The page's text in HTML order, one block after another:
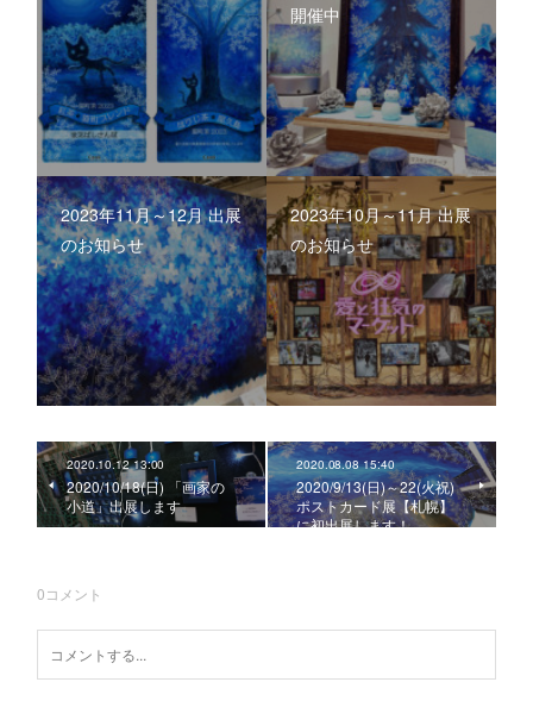
開催中
2023年11月～12月 出展
のお知らせ
2023年10月～11月 出展
のお知らせ
2020.10.12 13:00
2020/10/18(日) 「画家の
小道」出展します
2020.08.08 15:40
2020/9/13(日)～22(火祝)
ポストカード展【札幌】
に初出展します！
0コメント